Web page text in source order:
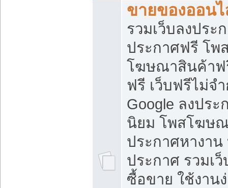
ขายของออน
รวมเว็บลงประ
ประกาศฟรี โพ
โฆษณาสินค้าฟ
ฟรี เว็บฟรีไม่จ
Google ลงปร
นิยม โพสโฆษ
ประกาศหางาน
ประกาศ รวมเ
ซื้อขาย ใช้งาน